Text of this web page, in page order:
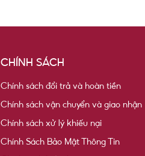
CHÍNH SÁCH
Chính sách đổi trả và hoàn tiền
Chính sách vận chuyển và giao nhận
Chính sách xử lý khiếu nại
Chính Sách Bảo Mật Thông Tin